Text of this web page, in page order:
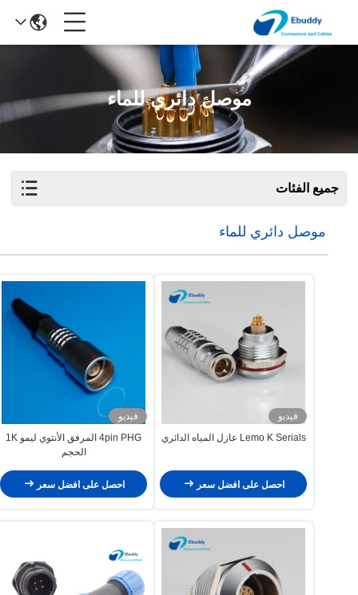
موصل دائري للماء
جميع الفئات
موصل دائري للماء
فيديو
Lemo K Serials عازل المياه الدائري
احصل على افضل سعر
فيديو
4pin PHG المرفق الأنثوي ليمو 1K
الحجم
احصل على افضل سعر